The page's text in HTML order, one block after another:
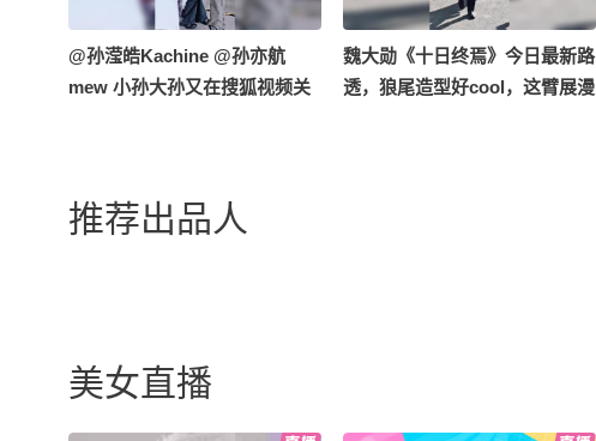
@孙滢皓Kachine @孙亦航
mew 小孙大孙又在搜狐视频关
魏大勋《十日终焉》今日最新路
透，狼尾造型好cool，这臂展漫
推荐出品人
美女直播